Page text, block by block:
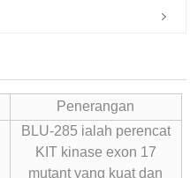
Penerangan
BLU-285 ialah perencat
KIT kinase exon 17
mutant yang kuat dan